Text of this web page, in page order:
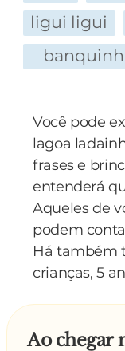
ligui ligui
Você pode
lagoa
frases e
entenderá
Aqueles de
podem
Há também
crianças, 5
Ao chegar